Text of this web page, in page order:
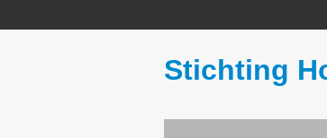
Stichting